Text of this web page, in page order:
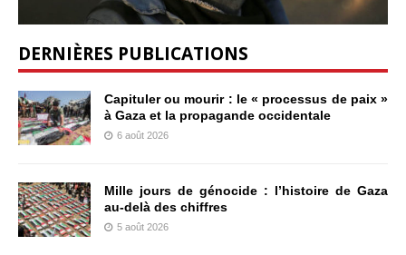
DERNIÈRES PUBLICATIONS
Capituler ou mourir : le « processus de paix »
à Gaza et la propagande occidentale
6 août 2026
Mille jours de génocide : l’histoire de Gaza
au-delà des chiffres
5 août 2026